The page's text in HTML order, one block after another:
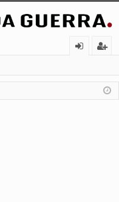
nt
ifi
ist
ra